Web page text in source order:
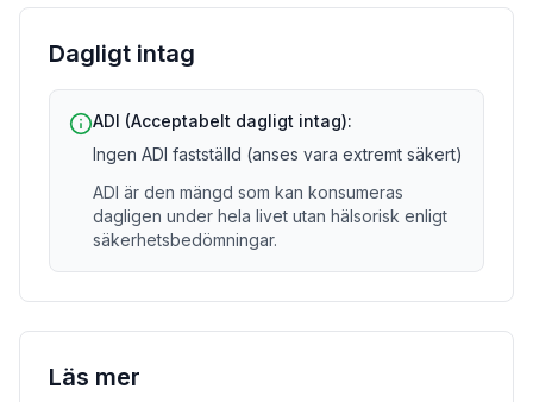
Dagligt intag
ADI (Acceptabelt dagligt intag):
Ingen ADI fastställd (anses vara extremt säkert)
ADI är den mängd som kan konsumeras
dagligen under hela livet utan hälsorisk enligt
säkerhetsbedömningar.
Läs mer